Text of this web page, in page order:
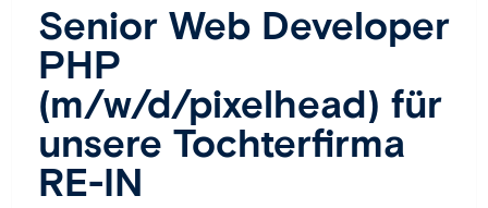
Senior Web Developer
PHP
(m/w/d/pixelhead) für
unsere Tochterfirma
RE-IN